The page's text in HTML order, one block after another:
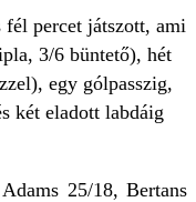
fél percet játszott, ami
3/6 büntető), hét
egy gólpasszig,
két eladott labdáig
Adams 25/18, Bertans